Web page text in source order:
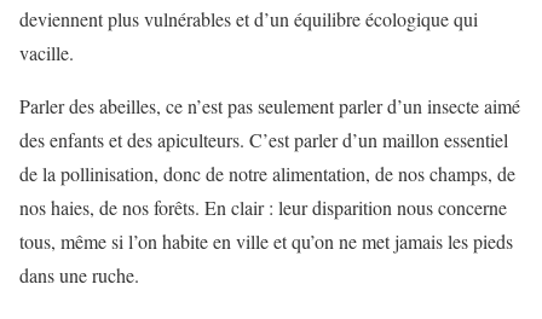
deviennent plus vulnérables et d’un équilibre écologique qui
vacille.
Parler des abeilles, ce n’est pas seulement parler d’un insecte aimé
des enfants et des apiculteurs. C’est parler d’un maillon essentiel
de la pollinisation, donc de notre alimentation, de nos champs, de
nos haies, de nos forêts. En clair : leur disparition nous concerne
tous, même si l’on habite en ville et qu’on ne met jamais les pieds
dans une ruche.